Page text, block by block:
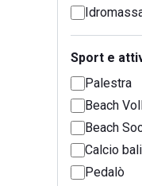
Sport e
Palestra
Beach
Beach
Calcio
Pedalò